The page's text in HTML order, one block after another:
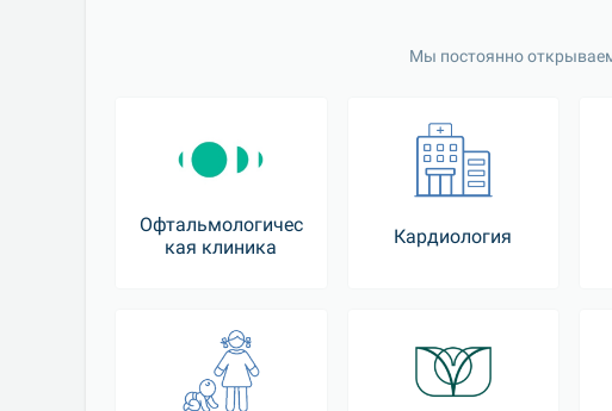
Мы постоянно
Офтальмологичес
кая клиника
Кардиология